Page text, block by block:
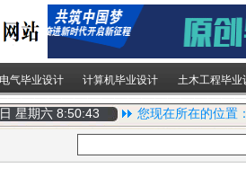
气毕业设计 计算机毕业设计 土木工程毕业
星期六 8:50:43 您现在所在的位置